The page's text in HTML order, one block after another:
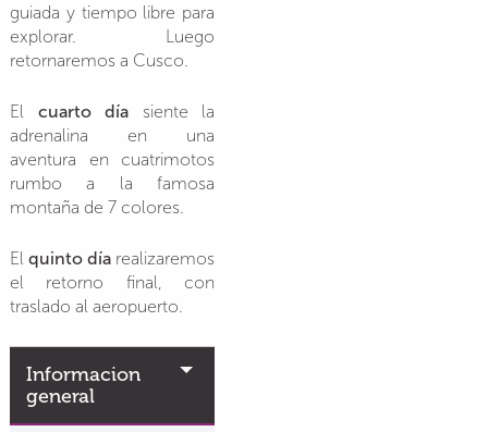
guiada y tiempo libre para
explorar. Luego
retornaremos a Cusco.
El cuarto día siente la
adrenalina en una
aventura en cuatrimotos
rumbo a la famosa
montaña de 7 colores.
Elquinto día realizaremos
el retorno final, con
traslado al aeropuerto.
Informacion
general